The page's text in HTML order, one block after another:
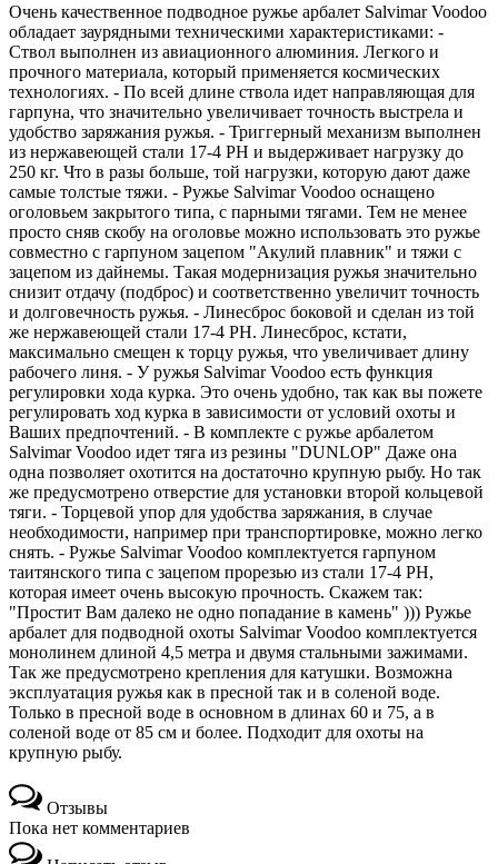
Очень качественное подводное ружье арбалет Salvimar Voodoo
обладает заурядными техническими характеристиками: -
Ствол выполнен из авиационного алюминия. Легкого и
прочного материала, который применяется космических
технологиях. - По всей длине ствола идет направляющая для
гарпуна, что значительно увеличивает точность выстрела и
удобство заряжания ружья. - Триггерный механизм выполнен
из нержавеющей стали 17-4 PH и выдерживает нагрузку до
250 кг. Что в разы больше, той нагрузки, которую дают даже
самые толстые тяжи. - Ружье Salvimar Voodoo оснащено
оголовьем закрытого типа, с парными тягами. Тем не менее
просто сняв скобу на оголовье можно использовать это ружье
совместно с гарпуном зацепом "Акулий плавник" и тяжи с
зацепом из дайнемы. Такая модернизация ружья значительно
снизит отдачу (подброс) и соответственно увеличит точность
и долговечность ружья. - Линесброс боковой и сделан из той
же нержавеющей стали 17-4 PH. Линесброс, кстати,
максимально смещен к торцу ружья, что увеличивает длину
рабочего линя. - У ружья Salvimar Voodoo есть функция
регулировки хода курка. Это очень удобно, так как вы пожете
регулировать ход курка в зависимости от условий охоты и
Ваших предпочтений. - В комплекте с ружье арбалетом
Salvimar Voodoo идет тяга из резины "DUNLOP" Даже она
одна позволяет охотится на достаточно крупную рыбу. Но так
же предусмотрено отверстие для установки второй кольцевой
тяги. - Торцевой упор для удобства заряжания, в случае
необходимости, например при транспортировке, можно легко
снять. - Ружье Salvimar Voodoo комплектуется гарпуном
таитянского типа с зацепом прорезью из стали 17-4 PH,
которая имеет очень высокую прочность. Скажем так:
"Простит Вам далеко не одно попадание в камень" ))) Ружье
арбалет для подводной охоты Salvimar Voodoo комплектуется
монолинем длиной 4,5 метра и двумя стальными зажимами.
Так же предусмотрено крепления для катушки. Возможна
эксплуатация ружья как в пресной так и в соленой воде.
Только в пресной воде в основном в длинах 60 и 75, а в
соленой воде от 85 см и более. Подходит для охоты на
крупную рыбу.
Отзывы
Пока нет комментариев